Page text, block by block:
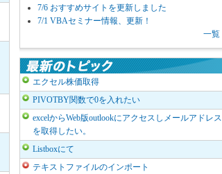
7/6 おすすめサイトを更新しました
7/1 VBAセミナー情報、更新！
一覧
エクセル株価取得
PIVOTBY関数で0を入れたい
excelからWeb版outlookにアクセスしメールアドレス
を取得したい。
Listboxにて
テキストファイルのインポート